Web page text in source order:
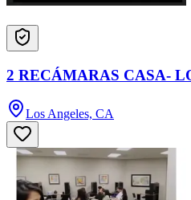
2 RECÁMARAS CASA-
Los Angeles, CA